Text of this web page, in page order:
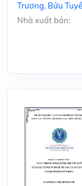
Trương, Bửu
Nhà xuất bản: